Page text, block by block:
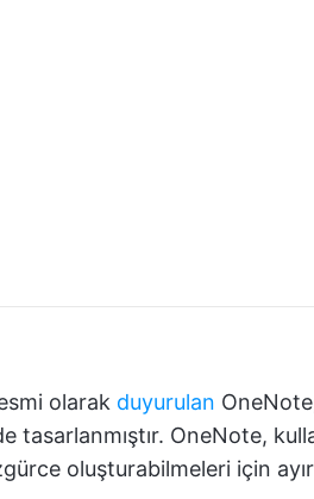
olarak duyurulan
tasarlanmıştır. OneNote,
oluşturabilmeleri için